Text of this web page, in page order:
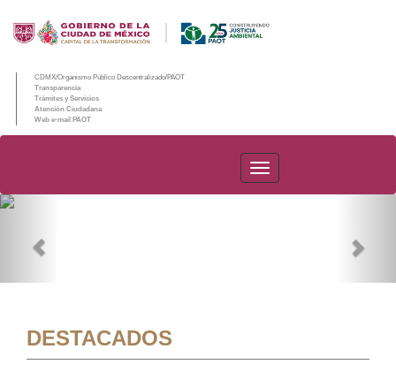
CDMX/Organismo Público Descentralizado/PAOT
Transparencia
Trámites y Servicios
Atención Ciudadana
Web e-mail PAOT
PAOT
DESTACADOS